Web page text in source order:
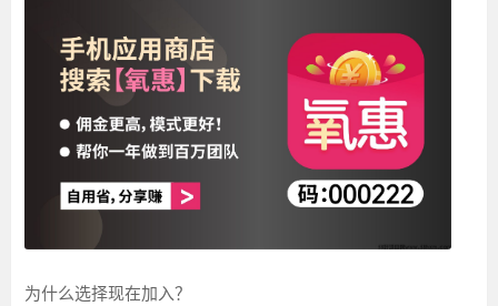
为什么选择现在加入？